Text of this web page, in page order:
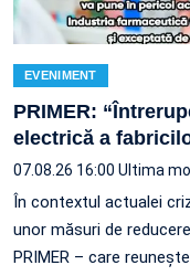
EVENIMENT
PRIMER:
electrică a
07.08.26 16:00 Ultima
În contextul actualei
unor măsuri de
PRIMER – care